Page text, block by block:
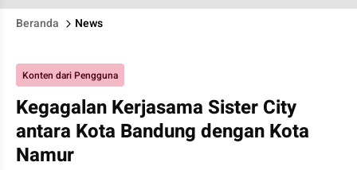
Beranda News
Konten dari Pengguna
Kegagalan Kerjasama Sister City
antara Kota Bandung dengan Kota
Namur